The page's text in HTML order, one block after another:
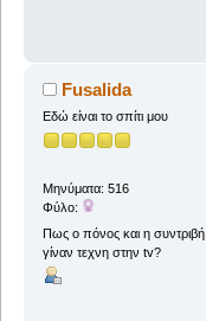
Fusalida
Εδώ είναι το σπίτι μου
Μηνύματα: 516
Φύλο:
Πως ο πόνος και η συντριβή
γίναν τεχνη στην tv?